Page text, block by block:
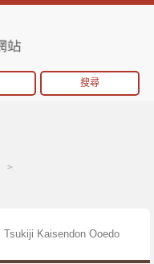
搜尋
Tsukiji Kaisendon Ooedo